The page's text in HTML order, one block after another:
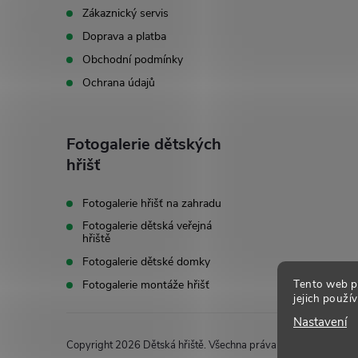
Tento web
jejich
Nastavení
Zákaznický servis
Doprava a platba
Obchodní podmínky
Ochrana údajů
Fotogalerie dětských
hřišť
Fotogalerie hřišť na zahradu
Fotogalerie dětská veřejná
hřiště
Fotogalerie dětské domky
Fotogalerie montáže hřišť
Copyright 2026 Dětská hřiště. Všechna práva vyhrazena.